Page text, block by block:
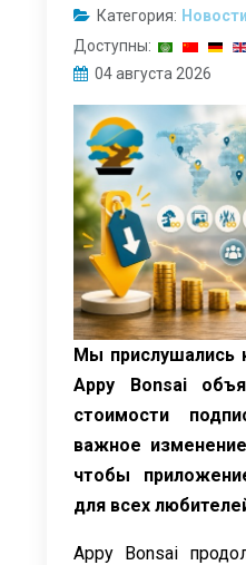
Категория: Новости
Доступны:
04 августа 2026
Мы прислушались
Appy Bonsai
стоимости
важное
чтобы
для всех
Appy Bonsai